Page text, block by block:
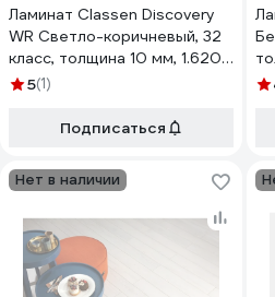
Ламинат Classen Discovery
WR Светло-коричневый, 32
класс, толщина 10 мм, 1.620
кв.м 483952
5(1)
Подписаться
Нет в наличии